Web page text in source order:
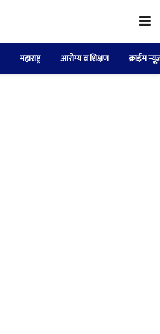
महाराष्ट्र आरोग्य व शिक्षण क्राईम